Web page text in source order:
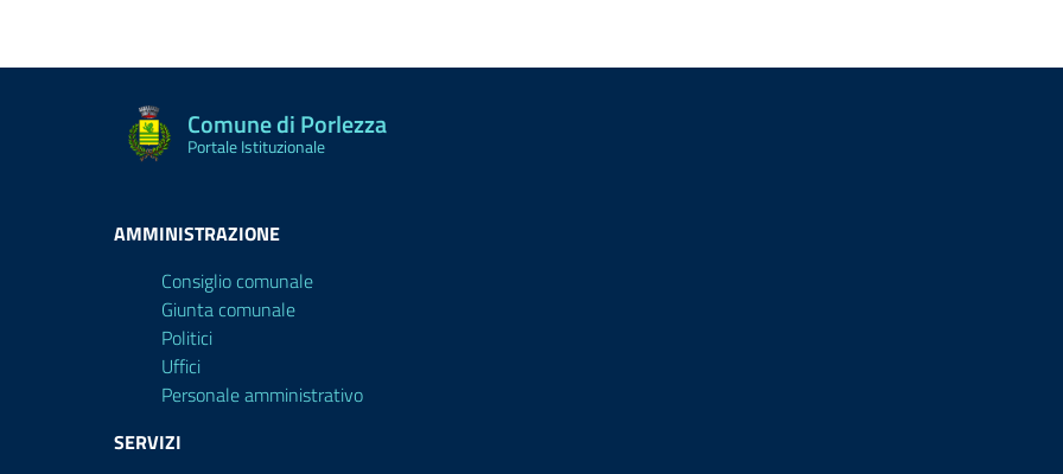
Comune di Porlezza
Portale Istituzionale
AMMINISTRAZIONE
Consiglio comunale
Giunta comunale
Politici
Uffici
Personale amministrativo
SERVIZI